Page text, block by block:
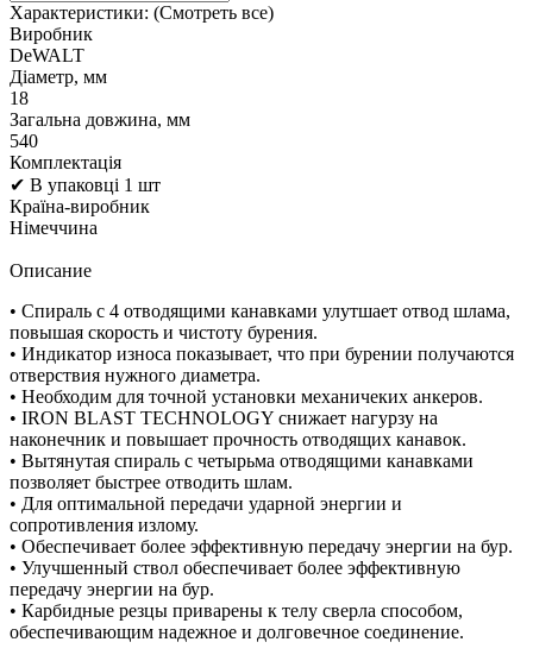
Характеристики: (Смотреть все)
Виробник
DeWALT
Діаметр, мм
18
Загальна довжина, мм
540
Комплектація
✔ В упаковці 1 шт
Країна-виробник
Німеччина
Описание
• Спираль с 4 отводящими канавками улутшает отвод шлама,
повышая скорость и чистоту бурения.
• Индикатор износа показывает, что при бурении получаются
отверствия нужного диаметра.
• Необходим для точной установки механичеких анкеров.
• IRON BLAST TECHNOLOGY снижает нагурзу на
наконечник и повышает прочность отводящих канавок.
• Вытянутая спираль с четырьма отводящими канавками
позволяет быстрее отводить шлам.
• Для оптимальной передачи ударной энергии и
сопротивления излому.
• Обеспечивает более эффективную передачу энергии на бур.
• Улучшенный ствол обеспечивает более эффективную
передачу энергии на бур.
• Карбидные резцы приварены к телу сверла способом,
обеспечивающим надежное и долговечное соединение.